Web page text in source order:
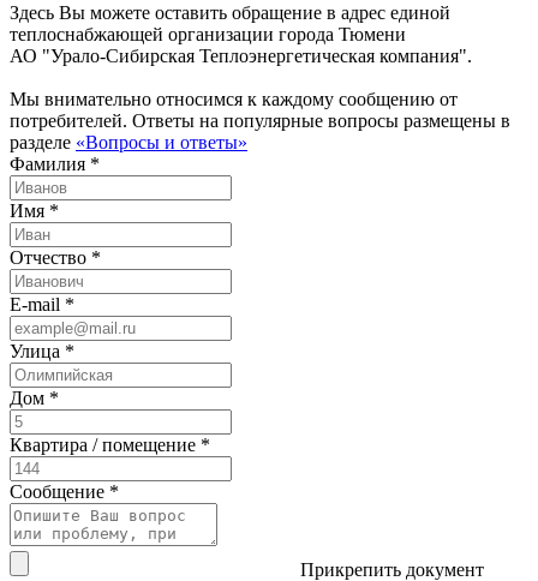
Здесь Вы можете оставить обращение в адрес единой
теплоснабжающей организации города Тюмени
АО "Урало-Сибирская Теплоэнергетическая компания".
Мы внимательно относимся к каждому сообщению от
потребителей. Ответы на популярные вопросы размещены в
разделе «Вопросы и ответы»
Фамилия *
Имя *
Отчество *
E-mail *
Улица *
Дом *
Квартира / помещение *
Сообщение *
Прикрепить документ